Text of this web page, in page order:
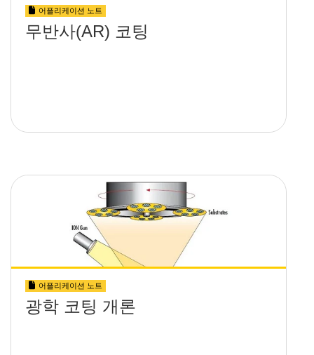
어플리케이션 노트
무반사(AR) 코팅
어플리케이션 노트
광학 코팅 개론